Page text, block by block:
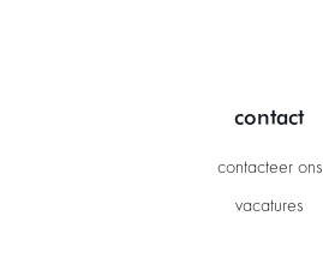
contact
contacteer ons
vacatures